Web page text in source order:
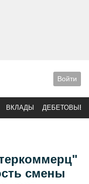
Войти
ВКЛАДЫ ДЕБЕТОВЫЕ
смены